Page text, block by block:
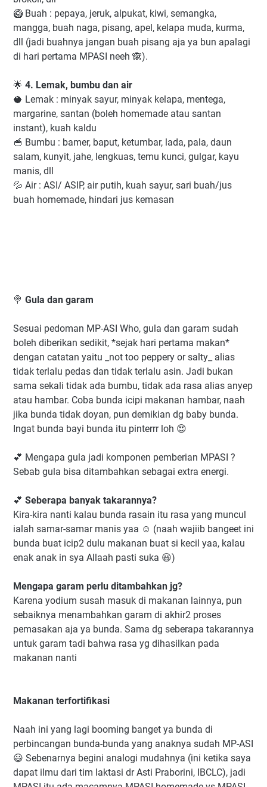
🥝 Buah : pepaya, jeruk, alpukat, kiwi, semangka,
mangga, buah naga, pisang, apel, kelapa muda, kurma,
dll (jadi buahnya jangan buah pisang aja ya bun apalagi
di hari pertama MPASI neeh 🙈).
🌟 4. Lemak, bumbu dan air
🥥 Lemak : minyak sayur, minyak kelapa, mentega,
margarine, santan (boleh homemade atau santan
instant), kuah kaldu
🥣 Bumbu : bamer, baput, ketumbar, lada, pala, daun
salam, kunyit, jahe, lengkuas, temu kunci, gulgar, kayu
manis, dll
💦 Air : ASI/ ASIP, air putih, kuah sayur, sari buah/jus
buah homemade, hindari jus kemasan
🍭 Gula dan garam
Sesuai pedoman MP-ASI Who, gula dan garam sudah
boleh diberikan sedikit, *sejak hari pertama makan*
dengan catatan yaitu _not too peppery or salty_ alias
tidak terlalu pedas dan tidak terlalu asin. Jadi bukan
sama sekali tidak ada bumbu, tidak ada rasa alias anyep
atau hambar. Coba bunda icipi makanan hambar, naah
jika bunda tidak doyan, pun demikian dg baby bunda.
Ingat bunda bayi bunda itu pinterrr loh 😍
💕 Mengapa gula jadi komponen pemberian MPASI ?
Sebab gula bisa ditambahkan sebagai extra energi.
💕 Seberapa banyak takarannya?
Kira-kira nanti kalau bunda rasain itu rasa yang muncul
ialah samar-samar manis yaa ☺ (naah wajiib bangeet ini
bunda buat icip2 dulu makanan buat si kecil yaa, kalau
enak anak in sya Allaah pasti suka 😃)
Mengapa garam perlu ditambahkan jg?
Karena yodium susah masuk di makanan lainnya, pun
sebaiknya menambahkan garam di akhir2 proses
pemasakan aja ya bunda. Sama dg seberapa takarannya
untuk garam tadi bahwa rasa yg dihasilkan pada
makanan nanti
Makanan terfortifikasi
Naah ini yang lagi booming banget ya bunda di
perbincangan bunda-bunda yang anaknya sudah MP-ASI
😃 Sebenarnya begini analogi mudahnya (ini ketika saya
dapat ilmu dari tim laktasi dr Asti Praborini, IBCLC), jadi